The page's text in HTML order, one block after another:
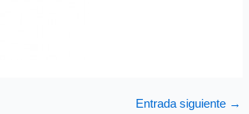
Entrada siguiente →